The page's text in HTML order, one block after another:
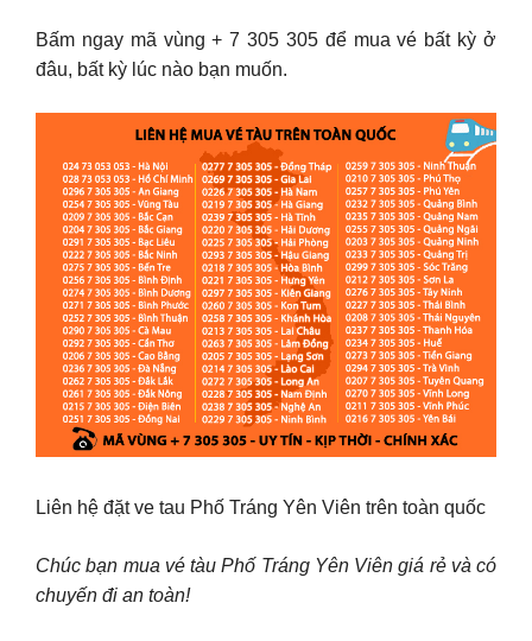
Bấm ngay mã vùng + 7 305 305 để mua vé bất kỳ ở
đâu, bất kỳ lúc nào bạn muốn.
Liên hệ đặt ve tau Phố Tráng Yên Viên trên toàn quốc
Chúc bạn mua vé tàu Phố Tráng Yên Viên giá rẻ và có
chuyến đi an toàn!